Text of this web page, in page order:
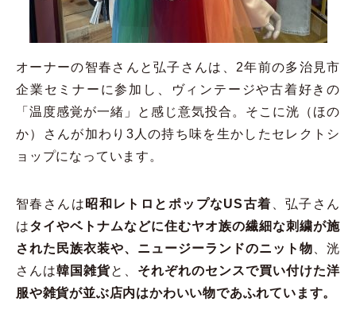
オーナーの智春さんと弘子さんは、2年前の多治見市
企業セミナーに参加し、ヴィンテージや古着好きの
「温度感覚が一緒」と感じ意気投合。そこに洸（ほの
か）さんが加わり3人の持ち味を生かしたセレクトシ
ョップになっています。
智春さんは 昭和レトロとポップなUS古着 、弘子さん
はタイやベトナムなどに住むヤオ族の繊細な刺繍が施
された民族衣装や、ニュージーランドのニット物 、洸
さんは韓国雑貨と、 それぞれのセンスで買い付けた洋
服や雑貨が並ぶ店内はかわいい物であふれています。